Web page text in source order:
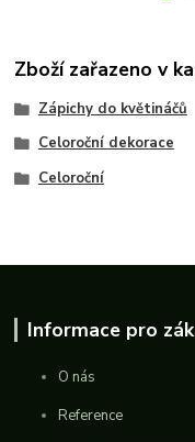
Zboží zařazeno v
Zápichy do květináčů
Celoroční dekorace
Celoroční
Informace pro
O nás
Reference